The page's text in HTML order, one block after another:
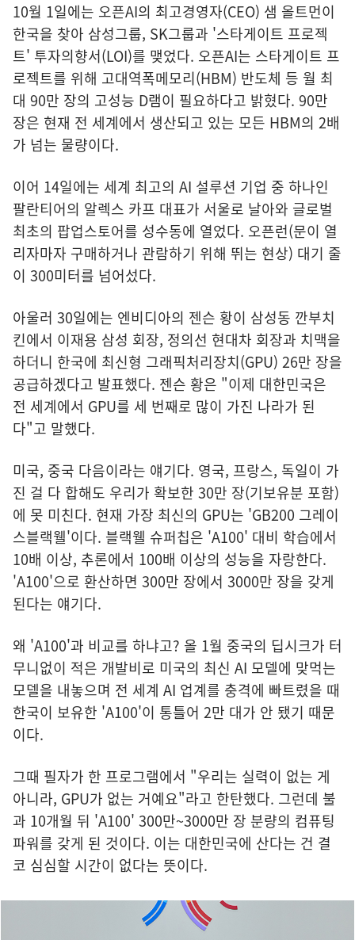
10월 1일에는 오픈AI의 최고경영자(CEO) 샘 올트먼이
한국을 찾아 삼성그룹, SK그룹과 '스타게이트 프로젝
트' 투자의향서(LOI)를 맺었다. 오픈AI는 스타게이트 프
로젝트를 위해 고대역폭메모리(HBM) 반도체 등 월 최
대 90만 장의 고성능 D램이 필요하다고 밝혔다. 90만
장은 현재 전 세계에서 생산되고 있는 모든 HBM의 2배
가 넘는 물량이다.
이어 14일에는 세계 최고의 AI 설루션 기업 중 하나인
팔란티어의 알렉스 카프 대표가 서울로 날아와 글로벌
최초의 팝업스토어를 성수동에 열었다. 오픈런(문이 열
리자마자 구매하거나 관람하기 위해 뛰는 현상) 대기 줄
이 300미터를 넘어섰다.
아울러 30일에는 엔비디아의 젠슨 황이 삼성동 깐부치
킨에서 이재용 삼성 회장, 정의선 현대차 회장과 치맥을
하더니 한국에 최신형 그래픽처리장치(GPU) 26만 장을
공급하겠다고 발표했다. 젠슨 황은 "이제 대한민국은
전 세계에서 GPU를 세 번째로 많이 가진 나라가 된
다"고 말했다.
미국, 중국 다음이라는 얘기다. 영국, 프랑스, 독일이 가
진 걸 다 합해도 우리가 확보한 30만 장(기보유분 포함)
에 못 미친다. 현재 가장 최신의 GPU는 'GB200 그레이
스블랙웰'이다. 블랙웰 슈퍼칩은 'A100' 대비 학습에서
10배 이상, 추론에서 100배 이상의 성능을 자랑한다.
'A100'으로 환산하면 300만 장에서 3000만 장을 갖게
된다는 얘기다.
왜 'A100'과 비교를 하냐고? 올 1월 중국의 딥시크가 터
무니없이 적은 개발비로 미국의 최신 AI 모델에 맞먹는
모델을 내놓으며 전 세계 AI 업계를 충격에 빠트렸을 때
한국이 보유한 'A100'이 통틀어 2만 대가 안 됐기 때문
이다.
그때 필자가 한 프로그램에서 "우리는 실력이 없는 게
아니라, GPU가 없는 거예요"라고 한탄했다. 그런데 불
과 10개월 뒤 'A100' 300만~3000만 장 분량의 컴퓨팅
파워를 갖게 된 것이다. 이는 대한민국에 산다는 건 결
코 심심할 시간이 없다는 뜻이다.